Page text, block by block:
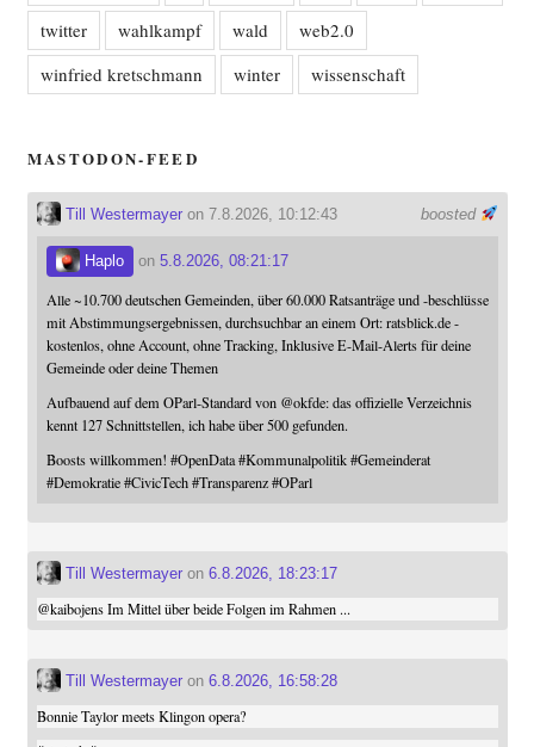
twitter wahlkampf wald
web2.0
winfried kretschmann
winter wissenschaft
MASTODON-FEED
boosted
Till Westermayeron 7.8.2026, 10:12:43
Haplo on 5.8.2026, 08:21:17
Alle ~10.700 deutschen Gemeinden, über 60.000 Ratsanträge und -beschlüsse
mit Abstimmungsergebnissen, durchsuchbar an einem Ort: ratsblick.de -
kostenlos, ohne Account, ohne Tracking, Inklusive E-Mail-Alerts für deine
Gemeinde oder deine Themen
Aufbauend auf dem OParl-Standard von @okfde: das offizielle Verzeichnis
kennt 127 Schnittstellen, ich habe über 500 gefunden.
Boosts willkommen! #OpenData #Kommunalpolitik #Gemeinderat
#Demokratie #CivicTech #Transparenz #OParl
Till Westermayeron 6.8.2026, 18:23:17
@kaibojensIm Mittel über beide Folgen im Rahmen ...
Till Westermayeron 6.8.2026, 16:58:28
Bonnie Taylor meets Klingon opera?